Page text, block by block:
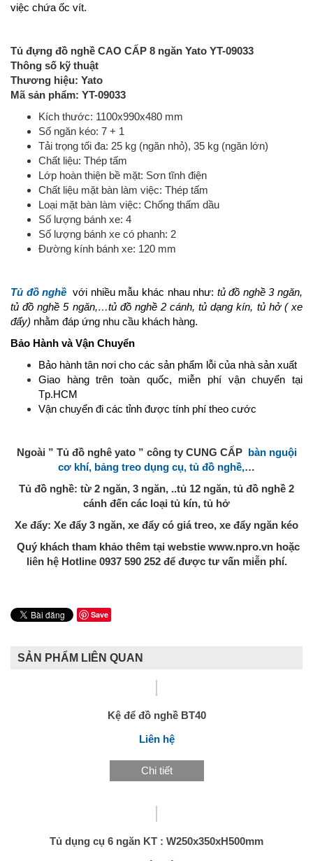
việc chứa ốc vít.
Tủ đựng đồ nghề CAO CẤP 8 ngăn Yato YT-09033
Thông số kỹ thuật
Thương hiệu: Yato
Mã sản phẩm: YT-09033
Kích thước: 1100x990x480 mm
Số ngăn kéo: 7 + 1
Tải trọng tối đa: 25 kg (ngăn nhỏ), 35 kg (ngăn lớn)
Chất liệu: Thép tấm
Lớp hoàn thiện bề mặt: Sơn tĩnh điện
Chất liệu mặt bàn làm việc: Thép tấm
Loại mặt bàn làm việc: Chống thấm dầu
Số lượng bánh xe: 4
Số lượng bánh xe có phanh: 2
Đường kính bánh xe: 120 mm
Tủ đồ nghề với nhiều mẫu khác nhau như: tủ đồ nghề 3 ngăn,
tủ đồ nghề 5 ngăn,…tủ đồ nghề 2 cánh, tủ dạng kín, tủ hở ( xe
đẩy) nhằm đáp ứng nhu cầu khách hàng.
Bảo Hành và Vận Chuyển
Bảo hành tân nơi cho các sản phẩm lỗi của nhà sản xuất
Giao hàng trên toàn quốc, miễn phí vận chuyển tại
Tp.HCM
Vận chuyển đi các tỉnh được tính phí theo cước
Ngoài ” Tủ đồ nghê yato ” công ty CUNG CẤP bàn nguội
cơ khí, bảng treo dụng cụ, tủ đồ nghề,…
Tủ đồ nghề: từ 2 ngăn, 3 ngăn, ..tủ 12 ngăn, tủ đồ nghề 2
cánh đến các loại tủ kín, tủ hở
Xe đẩy: Xe đẩy 3 ngăn, xe đẩy có giá treo, xe đẩy ngăn kéo
Quý khách tham khảo thêm tại webstie www.npro.vn hoặc
liên hệ Hotline 0937 590 252 để được tư vấn miễn phí.
Save
SẢN PHẨM LIÊN QUAN
Kệ để đồ nghề BT40
Liên hệ
Chi tiết
Tủ dụng cụ 6 ngăn KT : W250x350xH500mm